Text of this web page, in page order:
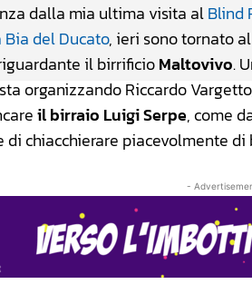
dalla mia ultima visita alBlind
del Ducato, ieri sono tornato
il birrificioMaltovivo.
organizzando Riccardo
il birraio Luigi Serpe, come
chiacchierare piacevolmente di
-